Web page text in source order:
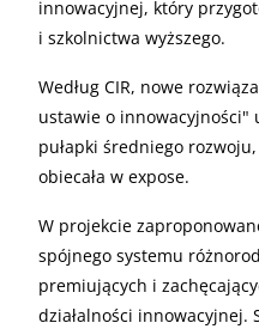
innowacyjnej, który
i szkolnictwa wyższego.
Według CIR, nowe
ustawie o innowacyjności"
pułapki średniego
obiecała w expose.
W projekcie
spójnego systemu
premiujących i
działalności innowacyjnej.